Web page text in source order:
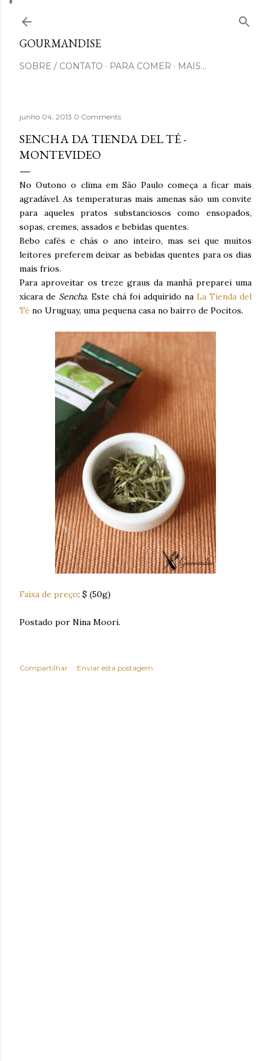
GOURMANDISE
SOBRE / CONTATO PARA COMER MAIS…
junho 04, 2013 0 Comments
SENCHA DA TIENDA DEL TÉ -
MONTEVIDEO
No Outono o clima em São Paulo começa a ficar mais
agradável. As temperaturas mais amenas são um convite
para aqueles pratos substanciosos como ensopados,
sopas, cremes, assados e bebidas quentes.
Bebo cafés e chás o ano inteiro, mas sei que muitos
leitores preferem deixar as bebidas quentes para os dias
mais frios.
Para aproveitar os treze graus da manhã preparei uma
xícara de Sencha. Este chá foi adquirido na La Tienda del
Té no Uruguay, uma pequena casa no bairro de Pocitos.
Faixa de preço: $ (50g)
Postado por Nina Moori.
Compartilhar Enviar esta postagem